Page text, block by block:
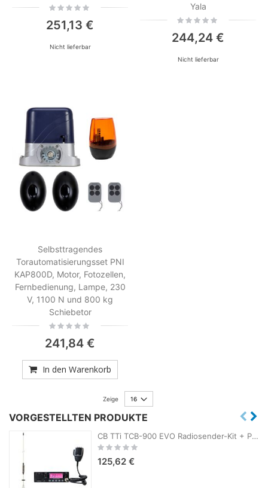
Rating:
251,13 €
Nicht lieferbar
Yala
Rating:
244,24 €
Nicht lieferbar
Selbsttragendes
Torautomatisierungsset PNI
KAP800D, Motor, Fotozellen,
Fernbedienung, Lampe, 230
V, 1100 N und 800 kg
Schiebetor
Rating:
241,84 €
In den Warenkorb
Zeige
VORGESTELLTEN PRODUKTE
CB TTi TCB-900 EVO Radiosender-Kit + PNI ML70 CB-Antenne, Länge 70 cm
Rating:
125,62 €